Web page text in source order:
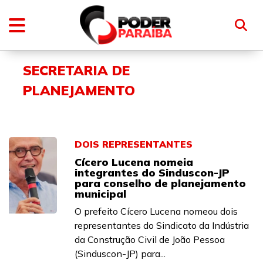
SECRETARIA DE
PLANEJAMENTO
DOIS REPRESENTANTES
Cícero Lucena nomeia
integrantes do Sinduscon-JP
para conselho de planejamento
municipal
O prefeito Cícero Lucena nomeou dois
representantes do Sindicato da Indústria
da Construção Civil de João Pessoa
(Sinduscon-JP) para...